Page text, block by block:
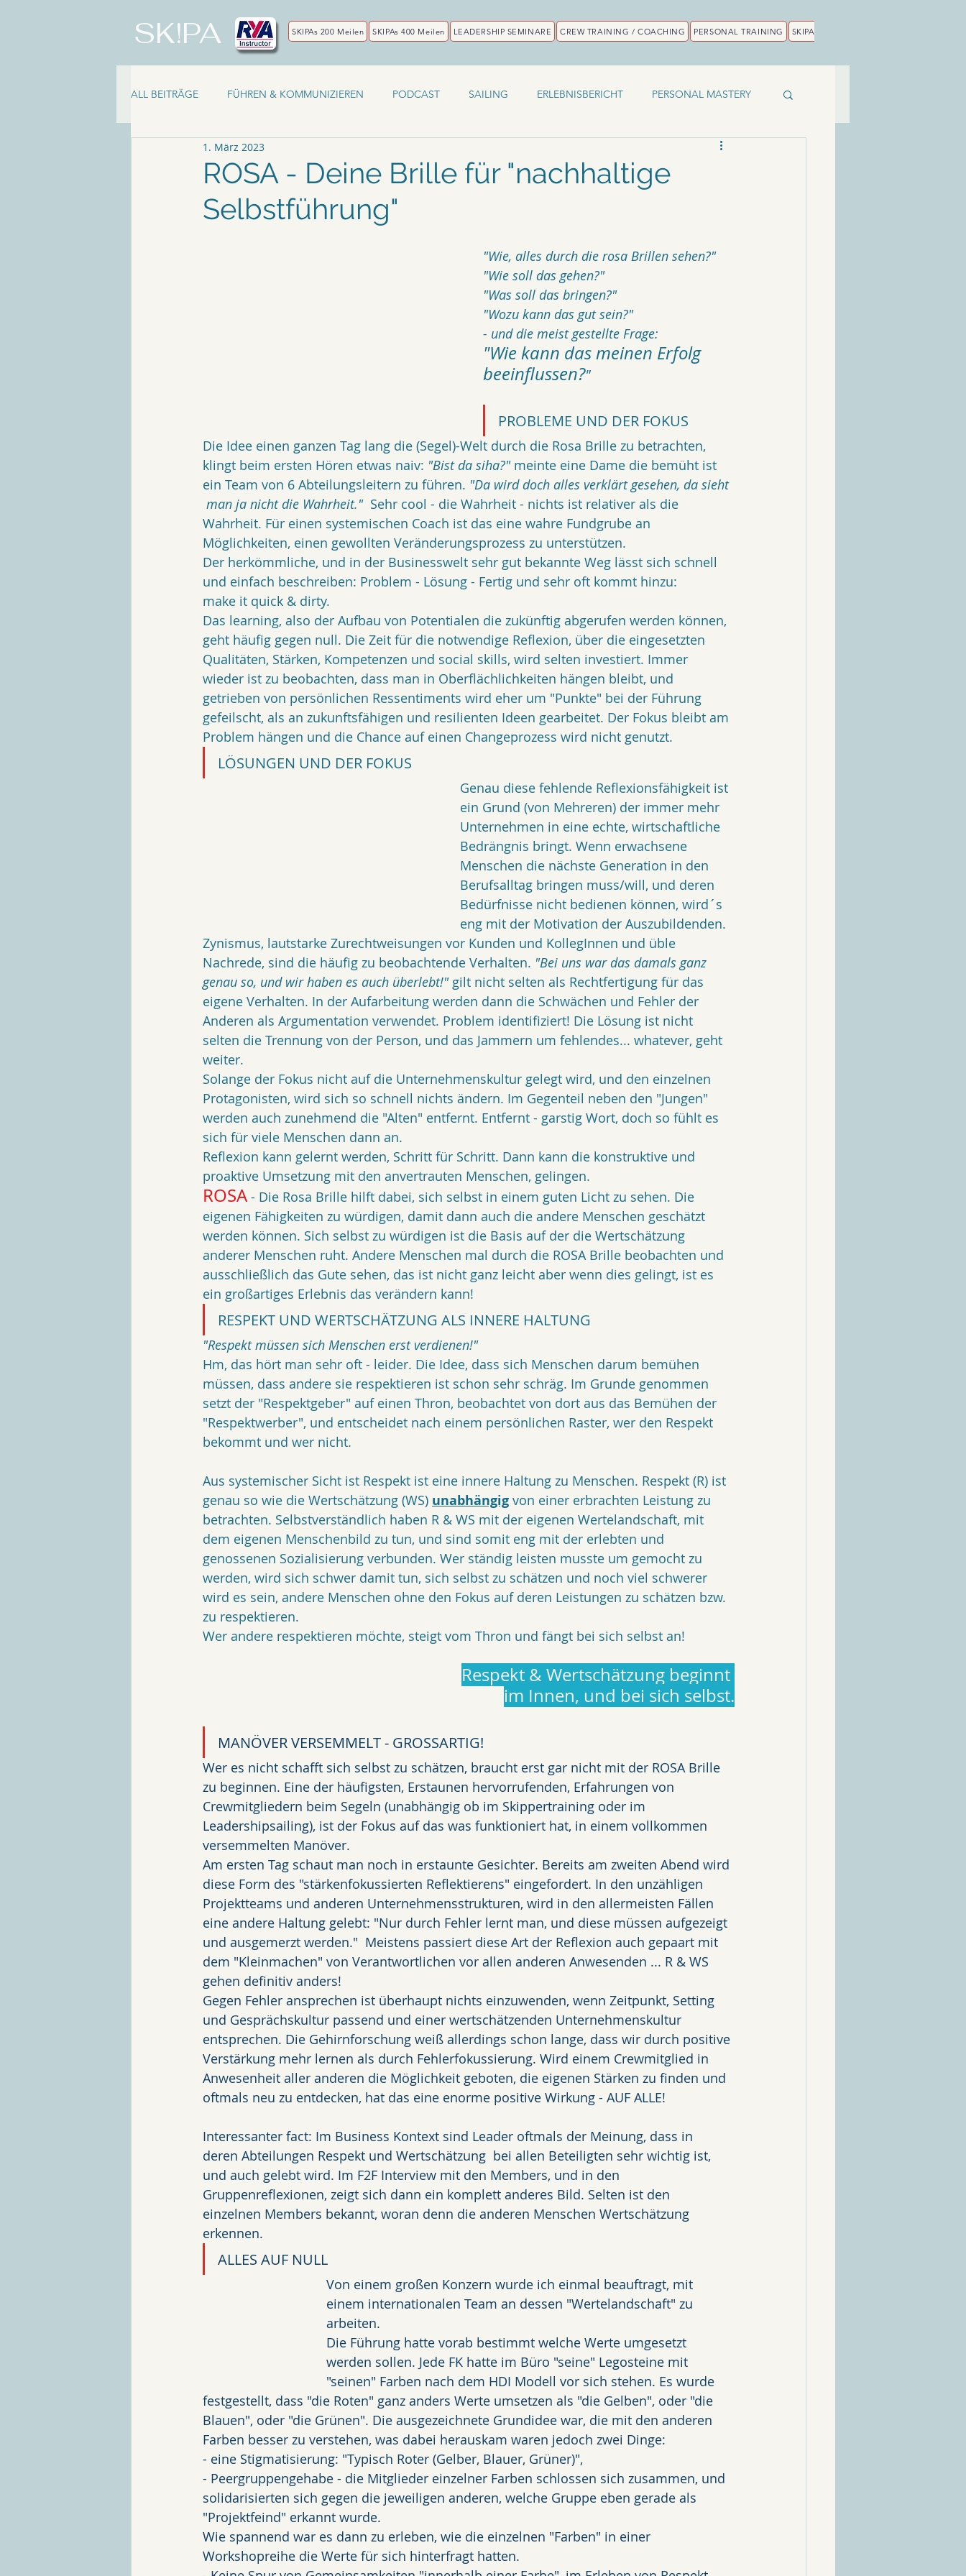
SKIPAs 200 Meilen SKIPAs 400 Meilen LEADERSHIP SEMINARE CREW TRAINING / COACHING PERSONAL TRAINING SKIPA
SK!PA
ALL BEITRÄGE FÜHREN & KOMMUNIZIEREN PODCAST SAILING ERLEBNISBERICHT PERSONAL MASTERY
ROSA - Deine Brille für "nachhaltige
Selbstführung"
1. März 2023
"Wie, alles durch die rosa Brillen sehen?"
"Wie soll das gehen?"
"Was soll das bringen?"
"Wozu kann das gut sein?"
- und die meist gestellte Frage:
"Wie kann das meinen Erfolg
beeinflussen?"
PROBLEME UND DER FOKUS
Die Idee einen ganzen Tag lang die (Segel)-Welt durch die Rosa Brille zu betrachten,
klingt beim ersten Hören etwas naiv: "Bist da siha?" meinte eine Dame die bemüht ist
ein Team von 6 Abteilungsleitern zu führen. "Da wird doch alles verklärt gesehen, da sieht
man ja nicht die Wahrheit." Sehr cool - die Wahrheit - nichts ist relativer als die
Wahrheit. Für einen systemischen Coach ist das eine wahre Fundgrube an
Möglichkeiten, einen gewollten Veränderungsprozess zu unterstützen.
Der herkömmliche, und in der Businesswelt sehr gut bekannte Weg lässt sich schnell
und einfach beschreiben: Problem - Lösung - Fertig und sehr oft kommt hinzu:
make it quick & dirty.
Das learning, also der Aufbau von Potentialen die zukünftig abgerufen werden können,
geht häufig gegen null. Die Zeit für die notwendige Reflexion, über die eingesetzten
Qualitäten, Stärken, Kompetenzen und social skills, wird selten investiert. Immer
wieder ist zu beobachten, dass man in Oberflächlichkeiten hängen bleibt, und
getrieben von persönlichen Ressentiments wird eher um "Punkte" bei der Führung
gefeilscht, als an zukunftsfähigen und resilienten Ideen gearbeitet. Der Fokus bleibt am
Problem hängen und die Chance auf einen Changeprozess wird nicht genutzt.
LÖSUNGEN UND DER FOKUS
Genau diese fehlende Reflexionsfähigkeit ist
ein Grund (von Mehreren) der immer mehr
Unternehmen in eine echte, wirtschaftliche
Bedrängnis bringt. Wenn erwachsene
Menschen die nächste Generation in den
Berufsalltag bringen muss/will, und deren
Bedürfnisse nicht bedienen können, wird´s
eng mit der Motivation der Auszubildenden.
Zynismus, lautstarke Zurechtweisungen vor Kunden und KollegInnen und üble
Nachrede, sind die häufig zu beobachtende Verhalten. "Bei uns war das damals ganz
genau so, und wir haben es auch überlebt!" gilt nicht selten als Rechtfertigung für das
eigene Verhalten. In der Aufarbeitung werden dann die Schwächen und Fehler der
Anderen als Argumentation verwendet. Problem identifiziert! Die Lösung ist nicht
selten die Trennung von der Person, und das Jammern um fehlendes... whatever, geht
weiter.
Solange der Fokus nicht auf die Unternehmenskultur gelegt wird, und den einzelnen
Protagonisten, wird sich so schnell nichts ändern. Im Gegenteil neben den "Jungen"
werden auch zunehmend die "Alten" entfernt. Entfernt - garstig Wort, doch so fühlt es
sich für viele Menschen dann an.
Reflexion kann gelernt werden, Schritt für Schritt. Dann kann die konstruktive und
proaktive Umsetzung mit den anvertrauten Menschen, gelingen.
ROSA - Die Rosa Brille hilft dabei, sich selbst in einem guten Licht zu sehen. Die
eigenen Fähigkeiten zu würdigen, damit dann auch die andere Menschen geschätzt
werden können. Sich selbst zu würdigen ist die Basis auf der die Wertschätzung
anderer Menschen ruht. Andere Menschen mal durch die ROSA Brille beobachten und
ausschließlich das Gute sehen, das ist nicht ganz leicht aber wenn dies gelingt, ist es
ein großartiges Erlebnis das verändern kann!
RESPEKT UND WERTSCHÄTZUNG ALS INNERE HALTUNG
"Respekt müssen sich Menschen erst verdienen!"
Hm, das hört man sehr oft - leider. Die Idee, dass sich Menschen darum bemühen
müssen, dass andere sie respektieren ist schon sehr schräg. Im Grunde genommen
setzt der "Respektgeber" auf einen Thron, beobachtet von dort aus das Bemühen der
"Respektwerber", und entscheidet nach einem persönlichen Raster, wer den Respekt
bekommt und wer nicht.
Aus systemischer Sicht ist Respekt ist eine innere Haltung zu Menschen. Respekt (R) ist
genau so wie die Wertschätzung (WS) unabhängig von einer erbrachten Leistung zu
betrachten. Selbstverständlich haben R & WS mit der eigenen Wertelandschaft, mit
dem eigenen Menschenbild zu tun, und sind somit eng mit der erlebten und
genossenen Sozialisierung verbunden. Wer ständig leisten musste um gemocht zu
werden, wird sich schwer damit tun, sich selbst zu schätzen und noch viel schwerer
wird es sein, andere Menschen ohne den Fokus auf deren Leistungen zu schätzen bzw.
zu respektieren.
Wer andere respektieren möchte, steigt vom Thron und fängt bei sich selbst an!
Respekt & Wertschätzung beginnt
im Innen, und bei sich selbst.
MANÖVER VERSEMMELT - GROSSARTIG!
Wer es nicht schafft sich selbst zu schätzen, braucht erst gar nicht mit der ROSA Brille
zu beginnen. Eine der häufigsten, Erstaunen hervorrufenden, Erfahrungen von
Crewmitgliedern beim Segeln (unabhängig ob im Skippertraining oder im
Leadershipsailing), ist der Fokus auf das was funktioniert hat, in einem vollkommen
versemmelten Manöver.
Am ersten Tag schaut man noch in erstaunte Gesichter. Bereits am zweiten Abend wird
diese Form des "stärkenfokussierten Reflektierens" eingefordert. In den unzähligen
Projektteams und anderen Unternehmensstrukturen, wird in den allermeisten Fällen
eine andere Haltung gelebt: "Nur durch Fehler lernt man, und diese müssen aufgezeigt
und ausgemerzt werden."  Meistens passiert diese Art der Reflexion auch gepaart mit
dem "Kleinmachen" von Verantwortlichen vor allen anderen Anwesenden ... R & WS
gehen definitiv anders!
Gegen Fehler ansprechen ist überhaupt nichts einzuwenden, wenn Zeitpunkt, Setting
und Gesprächskultur passend und einer wertschätzenden Unternehmenskultur
entsprechen. Die Gehirnforschung weiß allerdings schon lange, dass wir durch positive
Verstärkung mehr lernen als durch Fehlerfokussierung. Wird einem Crewmitglied in
Anwesenheit aller anderen die Möglichkeit geboten, die eigenen Stärken zu finden und
oftmals neu zu entdecken, hat das eine enorme positive Wirkung - AUF ALLE!
Interessanter fact: Im Business Kontext sind Leader oftmals der Meinung, dass in
deren Abteilungen Respekt und Wertschätzung  bei allen Beteiligten sehr wichtig ist,
und auch gelebt wird. Im F2F Interview mit den Members, und in den
Gruppenreflexionen, zeigt sich dann ein komplett anderes Bild. Selten ist den
einzelnen Members bekannt, woran denn die anderen Menschen Wertschätzung
erkennen.
ALLES AUF NULL
Von einem großen Konzern wurde ich einmal beauftragt, mit
einem internationalen Team an dessen "Wertelandschaft" zu
arbeiten.
Die Führung hatte vorab bestimmt welche Werte umgesetzt
werden sollen. Jede FK hatte im Büro "seine" Legosteine mit
"seinen" Farben nach dem HDI Modell vor sich stehen. Es wurde
festgestellt, dass "die Roten" ganz anders Werte umsetzen als "die Gelben", oder "die
Blauen", oder "die Grünen". Die ausgezeichnete Grundidee war, die mit den anderen
Farben besser zu verstehen, was dabei herauskam waren jedoch zwei Dinge:
- eine Stigmatisierung: "Typisch Roter (Gelber, Blauer, Grüner)",
- Peergruppengehabe - die Mitglieder einzelner Farben schlossen sich zusammen, und
solidarisierten sich gegen die jeweiligen anderen, welche Gruppe eben gerade als
"Projektfeind" erkannt wurde.
Wie spannend war es dann zu erleben, wie die einzelnen "Farben" in einer
Workshopreihe die Werte für sich hinterfragt hatten.